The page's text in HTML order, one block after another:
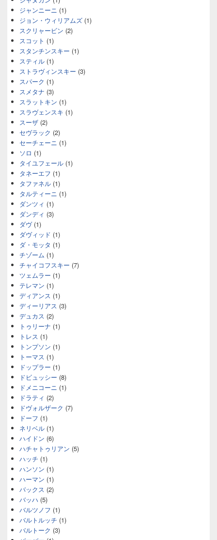
ジャンニーニ (1)
ジョン・ウィリアムズ (1)
スクリャービン (2)
スコット (1)
スタンチンスキー (1)
スティル (1)
ストラヴィンスキー (3)
スパーク (1)
スメタナ (3)
スラットキン (1)
スラヴェンスキ (1)
スーザ (2)
セヴラック (2)
セーチェーニ (1)
ソロ (1)
タイユフェール (1)
タネーエフ (1)
タファネル (1)
タルティーニ (1)
ダンツィ (1)
ダンディ (3)
ダヴ(1)
ダヴィッド (1)
ダ・モッタ (1)
チゾーム (1)
チャイコフスキー (7)
ツェムラー (1)
テレマン (1)
ディアンス (1)
ディーリアス (3)
デュカス (2)
トゥリーナ (1)
トレス (1)
トンプソン (1)
トーマス (1)
ドップラー (1)
ドビュッシー (8)
ドメニコーニ (1)
ドラティ (2)
ドヴォルザーク (7)
ドーフ (1)
ネリベル (1)
ハイドン (6)
ハチャトゥリアン (5)
ハッチ (1)
ハンソン (1)
ハーマン (1)
バックス (2)
バッハ (5)
バルツノフ (1)
バルトルッチ (1)
バルトーク (3)